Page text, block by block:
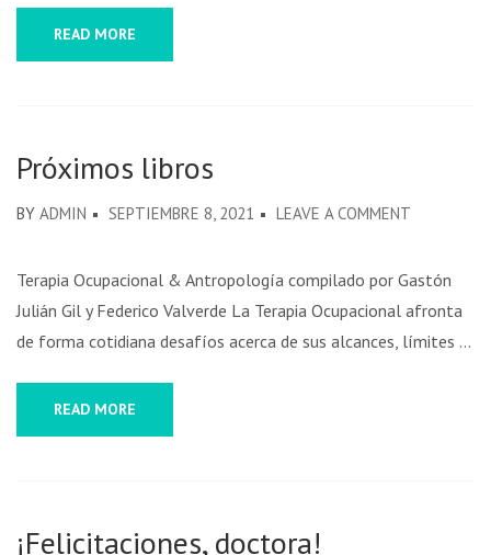
READ MORE
Próximos libros
BY ADMIN SEPTIEMBRE 8, 2021 LEAVE A COMMENT
Terapia Ocupacional & Antropología compilado por Gastón
Julián Gil y Federico Valverde La Terapia Ocupacional afronta
de forma cotidiana desafíos acerca de sus alcances, límites …
READ MORE
¡Felicitaciones, doctora!